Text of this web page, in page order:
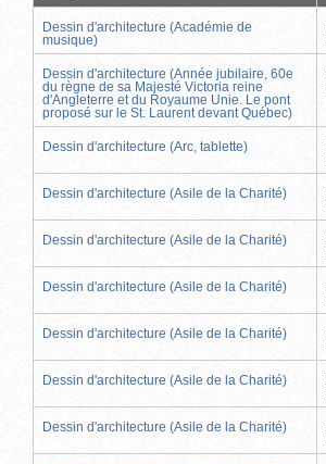
Dessin d'architecture (Académie de
musique)
Dessin d'architecture (Année jubilaire, 60e
du règne de sa Majesté Victoria reine
d'Angleterre et du Royaume Unie. Le pont
proposé sur le St. Laurent devant Québec)
Dessin d'architecture (Arc, tablette)
Dessin d'architecture (Asile de la Charité)
Dessin d'architecture (Asile de la Charité)
Dessin d'architecture (Asile de la Charité)
Dessin d'architecture (Asile de la Charité)
Dessin d'architecture (Asile de la Charité)
Dessin d'architecture (Asile de la Charité)